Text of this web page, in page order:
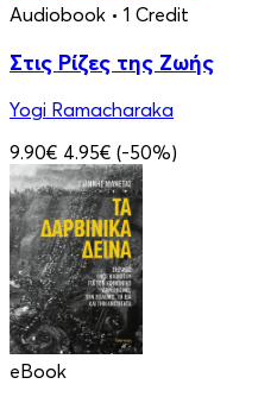
Audiobook • 1 Credit
Στις Ρίζες της Ζωής
Yogi Ramacharaka
9.90€ 4.95€ (-50%)
eBook